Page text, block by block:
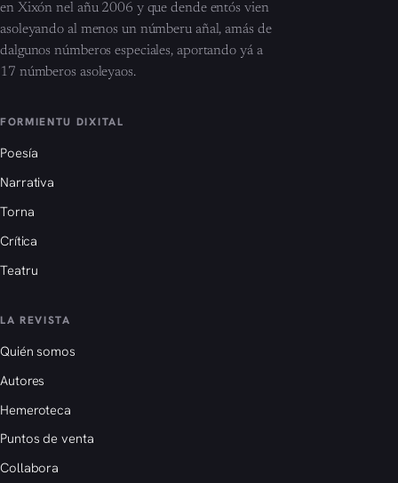
en Xixón nel añu 2006 y que dende entós vien
asoleyando al menos un númberu añal, amás de
dalgunos númberos especiales, aportando yá a
17 númberos asoleyaos.
FORMIENTU DIXITAL
Poesía
Narrativa
Torna
Crítica
Teatru
LA REVISTA
Quién somos
Autores
Hemeroteca
Puntos de venta
Collabora